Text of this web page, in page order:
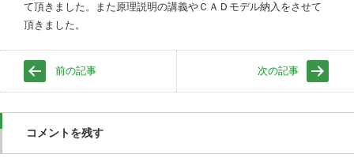
て頂きました。また原理説明の講義やＣＡＤモデル納入をさせて
頂きました。
前の記事 次の記事
コメントを残す